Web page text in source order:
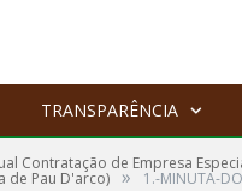
TRANSPARÊNCIA
Contratação de Empresa
de Pau D'arco) » 1.-MINUTA-